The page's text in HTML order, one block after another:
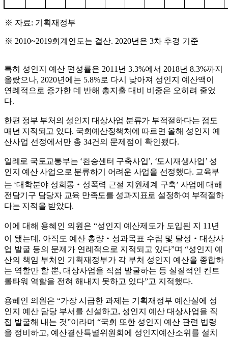
※ 자료: 기획재정부
※ 2010~2019회계연도는 결산. 2020년은 3차 추경 기준
특히 성인지 예산 편성률은 2011 년 3.3%에서 2018년 8.3%까지
올랐으나, 2020년에는 5.8%로 다시 낮아져 성인지 예산액이
연례적으로 증가한 데 반해 총지출 대비 비중은 오히려 줄었
다.
한편 정부 부처의 성인지 대상사업 분류가 부적절하다는 점도
매년 지적되고 있다. 국회예산정책처에 따르면 올해 성인지 예
산사업 선정에서만 총 34건의 문제점이 확인됐다.
일례로 국토교통부는 ‘환승센터 구축사업’, ‘도시재생사업’ 성
인지 예산 사업으로 분류하기 어려운 사업을 선정했다. 교육부
는 ‘대학분야 성희롱 ‧ 성폭력 근절 지원체계 구축’ 사업에 대해
전담기구 담당자 교육 만족도를 성과지표로 설정하여 부적절하
다는 지적을 받았다.
이에 대해 용혜인 의원은 “성인지 예산제도가 도입된 지 11 년
이 됐는데 , 아직도 예산 총량 ‧ 성과목표 수립 및 달성 ‧ 대상사
업 발굴 등의 문제가 연례적으로 지적되고 있다”며 “성인지 예
산의 책임 부처인 기획재정부가 각 부처 성인지 예산을 종합하
는 역할만 할 뿐, 대상사업을 직접 발굴하는 등 실질적인 컨트
롤타워 역할을 전혀 해내지 못하고 있다”고 지적했다.
용혜인 의원은 “가장 시급한 과제는 기획재정부 예산실에 성
인지 예산 담당 부서를 신설하고, 성인지 예산 대상사업을 직
접 발굴해 내는 것”이라며 “국회 또한 성인지 예산 관련 법령
을 정비하고, 예산결산특별위원회에 성인지예산소위를 설치